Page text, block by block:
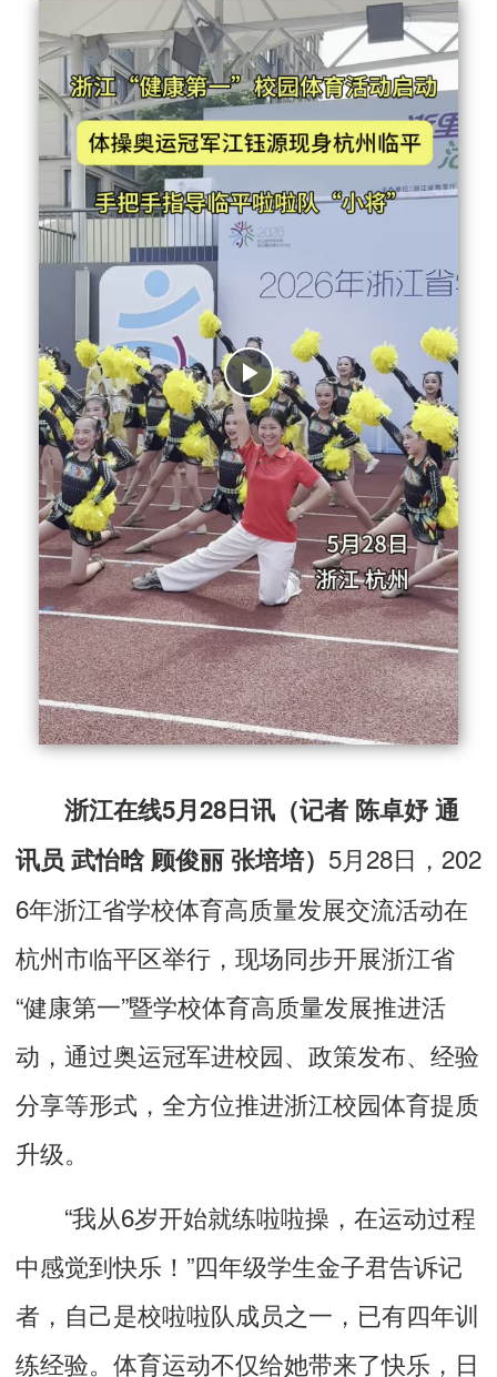
浙江在线5月28日讯（记者 陈卓妤 通
讯员 武怡晗 顾俊丽 张培培） 5月28日，202
6年浙江省学校体育高质量发展交流活动在
杭州市临平区举行，现场同步开展浙江省
“健康第一”暨学校体育高质量发展推进活
动，通过奥运冠军进校园、政策发布、经验
分享等形式，全方位推进浙江校园体育提质
升级。
“我从6岁开始就练啦啦操，在运动过程
中感觉到快乐！”四年级学生金子君告诉记
者，自己是校啦啦队成员之一，已有四年训
练经验。体育运动不仅给她带来了快乐，日